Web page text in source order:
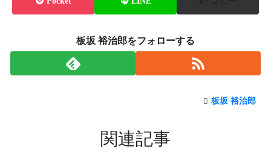
板坂 裕治郎をフォローする
板坂 裕治郎
関連記事